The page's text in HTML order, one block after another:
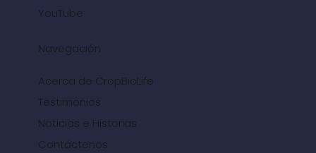
YouTube
Navegación
Acerca de CropBioLife
Testimonios
Noticias e Historias
Contáctenos